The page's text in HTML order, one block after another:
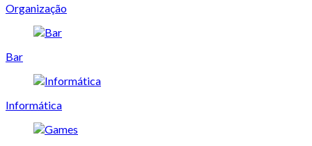
Organização
Bar
Informática